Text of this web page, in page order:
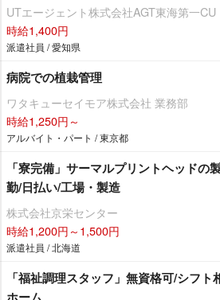
UTエージェント株式会社AGT東海第一CU
時給1,400円
派遣社員 / 愛知県
病院での植栽管理
ワタキューセイモア株式会社 業務部
時給1,250円～
アルバイト・パート / 東京都
「寮完備」サーマルプリントヘッドの
勤/日払い/工場・製造
株式会社京栄センター
時給1,200円～1,500円
派遣社員 / 北海道
「福祉調理スタッフ」無資格可/シフ